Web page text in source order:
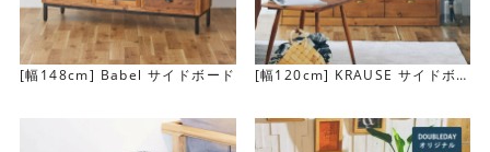
[幅148cm] Babel サイドボード
[幅120cm] KRAUSE サイドボ